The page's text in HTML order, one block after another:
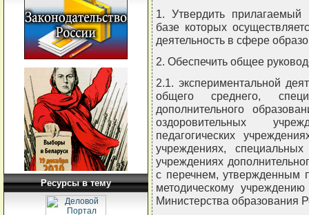
Ресурсы в тему
1. Утвердить прилагаемый
базе которых
деятельность в сфере
2. Обеспечить общее
2.1. экспериментальной
общего среднего,
дополнительного
оздоровительных
педагогических
учреждениях, специальных
учреждениях
с перечнем, утвержденным
методическому
Министерства образования